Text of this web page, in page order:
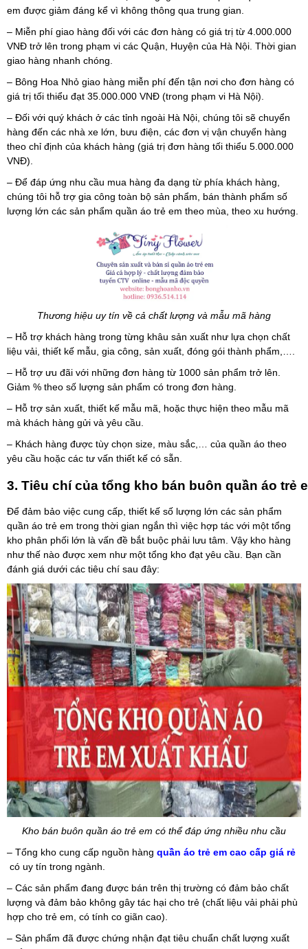
em được giảm đáng kể vì không thông qua trung gian.
– Miễn phí giao hàng đối với các đơn hàng có giá trị từ 4.000.000
VNĐ trở lên trong phạm vi các Quận, Huyện của Hà Nội. Thời gian
giao hàng nhanh chóng.
– Bông Hoa Nhỏ giao hàng miễn phí đến tận nơi cho đơn hàng có
giá trị tối thiểu đạt 35.000.000 VNĐ (trong phạm vi Hà Nội).
– Đối với quý khách ở các tỉnh ngoài Hà Nội, chúng tôi sẽ chuyển
hàng đến các nhà xe lớn, bưu điện, các đơn vị vận chuyển hàng
theo chỉ định của khách hàng (giá trị đơn hàng tối thiểu 5.000.000
VNĐ).
– Để đáp ứng nhu cầu mua hàng đa dạng từ phía khách hàng,
chúng tôi hỗ trợ gia công toàn bộ sản phẩm, bán thành phẩm số
lượng lớn các sản phẩm quần áo trẻ em theo mùa, theo xu hướng.
Thương hiệu uy tín về cả chất lượng và mẫu mã hàng
– Hỗ trợ khách hàng trong từng khâu sản xuất như lựa chọn chất
liệu vải, thiết kế mẫu, gia công, sản xuất, đóng gói thành phẩm,….
– Hỗ trợ ưu đãi với những đơn hàng từ 1000 sản phẩm trở lên.
Giảm % theo số lượng sản phẩm có trong đơn hàng.
– Hỗ trợ sản xuất, thiết kế mẫu mã, hoặc thực hiện theo mẫu mã
mà khách hàng gửi và yêu cầu.
– Khách hàng được tùy chọn size, màu sắc,… của quần áo theo
yêu cầu hoặc các tư vấn thiết kế có sẵn.
3. Tiêu chí của tổng kho bán buôn quần áo trẻ
Để đảm bảo việc cung cấp, thiết kế số lượng lớn các sản phẩm
quần áo trẻ em trong thời gian ngắn thì việc hợp tác với một tổng
kho phân phối lớn là vấn đề bắt buộc phải lưu tâm. Vậy kho hàng
như thế nào được xem như một tổng kho đạt yêu cầu. Bạn cần
đánh giá dưới các tiêu chí sau đây:
Kho bán buôn quần áo trẻ em có thể đáp ứng nhiều nhu cầu
– Tổng kho cung cấp nguồn hàng quần áo trẻ em cao cấp giá rẻ
có uy tín trong ngành.
– Các sản phẩm đang được bán trên thị trường có đảm bảo chất
lượng và đảm bảo không gây tác hại cho trẻ (chất liệu vải phải phù
hợp cho trẻ em, có tính co giãn cao).
– Sản phẩm đã được chứng nhận đạt tiêu chuẩn chất lượng xuất